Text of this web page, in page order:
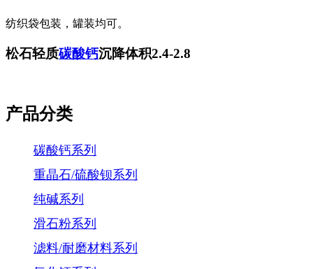
纺织袋包装，罐装均可。
松石轻质碳酸钙沉降体积2.4-2.8
产品分类
碳酸钙系列
重晶石/硫酸钡系列
纯碱系列
滑石粉系列
滤料/耐磨材料系列